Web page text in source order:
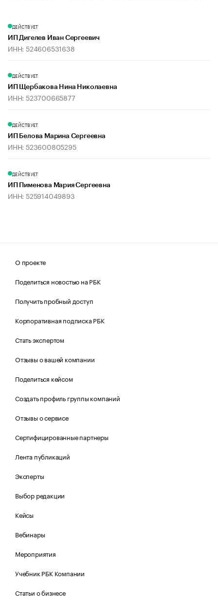
ДЕЙСТВУЕТ
ИП Дигелев Иван Сергеевич
ИНН: 524606531638
ДЕЙСТВУЕТ
ИП Щербакова Нина Николаевна
ИНН: 523700665877
ДЕЙСТВУЕТ
ИП Белова Марина Сергеевна
ИНН: 523600805295
ДЕЙСТВУЕТ
ИП Пименова Мария Сергеевна
ИНН: 525914049893
О проекте
Поделиться новостью на РБК
Получить пробный доступ
Корпоративная подписка РБК
Стать экспертом
Отзывы о вашей компании
Поделиться кейсом
Создать профиль группы компаний
Отзывы о сервисе
Сертифицированные партнеры
Лента публикаций
Эксперты
Выбор редакции
Кейсы
Вебинары
Мероприятия
Учебник РБК Компании
Статьи о бизнесе